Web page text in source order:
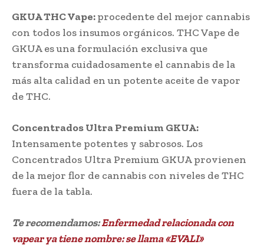
GKUA THC Vape:procedente del mejor cannabis
con todos los insumos orgánicos. THC Vape de
GKUA es una formulación exclusiva que
transforma cuidadosamente el cannabis de la
más alta calidad en un potente aceite de vapor
de THC.
Concentrados Ultra Premium GKUA:
Intensamente potentes y sabrosos. Los
Concentrados Ultra Premium GKUA provienen
de la mejor flor de cannabis con niveles de THC
fuera de la tabla.
Te recomendamos:Enfermedad relacionada con
vapear ya tiene nombre: se llama «EVALI»